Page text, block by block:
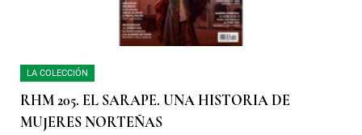
LA COLECCIÓN
RHM 205. EL SARAPE. UNA HISTORIA DE
MUJERES NORTEÑAS